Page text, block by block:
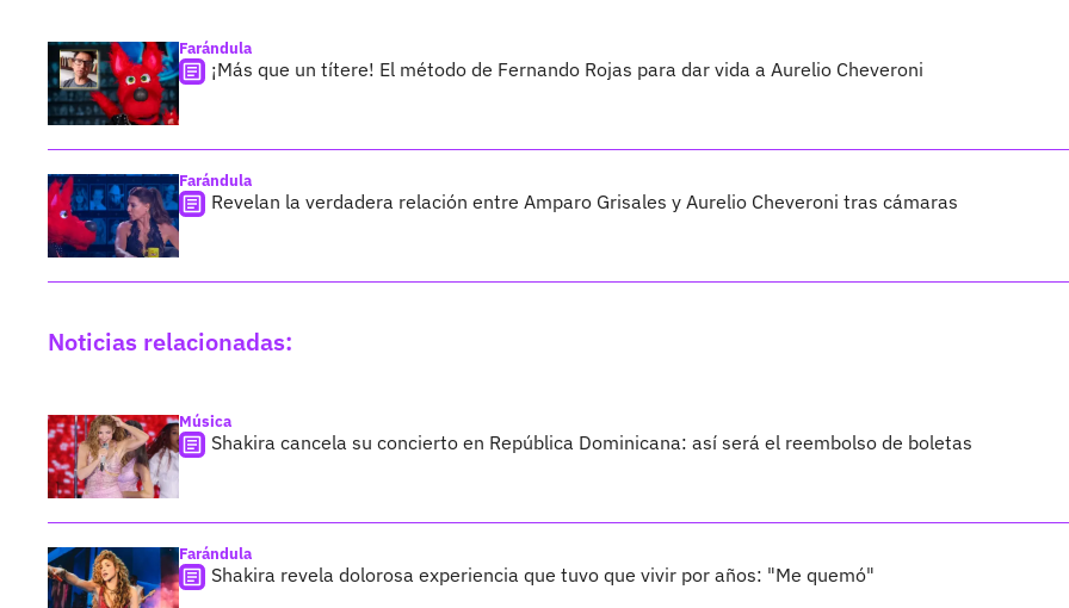
Farándula
¡Más que un títere! El método de Fernando Rojas para dar vida a Aurelio Cheveroni
Farándula
Revelan la verdadera relación entre Amparo Grisales y Aurelio Cheveroni tras cámaras
Noticias relacionadas:
Música
Shakira cancela su concierto en República Dominicana: así será el reembolso de boletas
Farándula
Shakira revela dolorosa experiencia que tuvo que vivir por años: "Me quemó"